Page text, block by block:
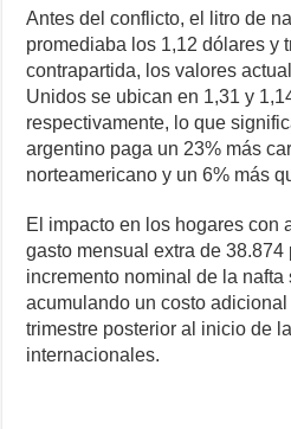
Antes del conflicto, el litro de
promediaba los 1,12 dólares y
contrapartida, los valores
Unidos se ubican en 1,31 y
respectivamente, lo que
argentino paga un 23% más
norteamericano y un 6% más
El impacto en los hogares con
gasto mensual extra de 38.874
incremento nominal de la nafta
acumulando un costo adicional
trimestre posterior al inicio de
internacionales.